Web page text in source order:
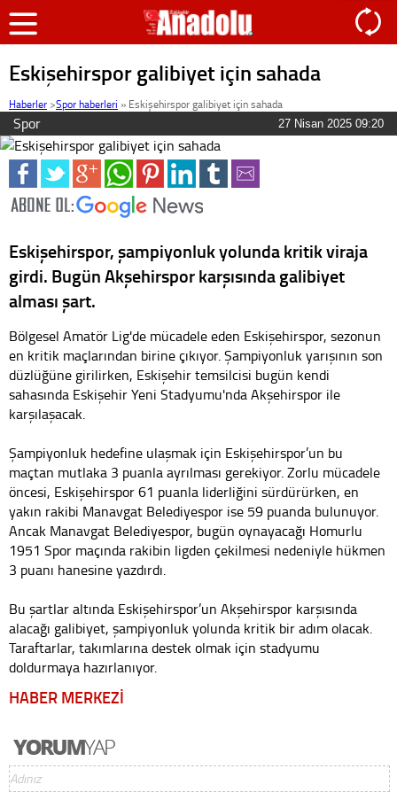
Eskişehirspor galibiyet için sahada
Haberler >Spor haberleri » Eskişehirspor galibiyet için sahada
Spor 27 Nisan 2025 09:20
Eskişehirspor, şampiyonluk yolunda kritik viraja
girdi. Bugün Akşehirspor karşısında galibiyet
alması şart.
Bölgesel Amatör Lig'de mücadele eden Eskişehirspor, sezonun
en kritik maçlarından birine çıkıyor. Şampiyonluk yarışının son
düzlüğüne girilirken, Eskişehir temsilcisi bugün kendi
sahasında Eskişehir Yeni Stadyumu'nda Akşehirspor ile
karşılaşacak.
Şampiyonluk hedefine ulaşmak için Eskişehirspor’un bu
maçtan mutlaka 3 puanla ayrılması gerekiyor. Zorlu mücadele
öncesi, Eskişehirspor 61 puanla liderliğini sürdürürken, en
yakın rakibi Manavgat Belediyespor ise 59 puanda bulunuyor.
Ancak Manavgat Belediyespor, bugün oynayacağı Homurlu
1951 Spor maçında rakibin ligden çekilmesi nedeniyle hükmen
3 puanı hanesine yazdırdı.
Bu şartlar altında Eskişehirspor’un Akşehirspor karşısında
alacağı galibiyet, şampiyonluk yolunda kritik bir adım olacak.
Taraftarlar, takımlarına destek olmak için stadyumu
doldurmaya hazırlanıyor.
HABER MERKEZİ